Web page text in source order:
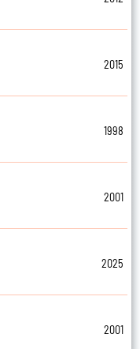
2015
1998
2001
2025
2001